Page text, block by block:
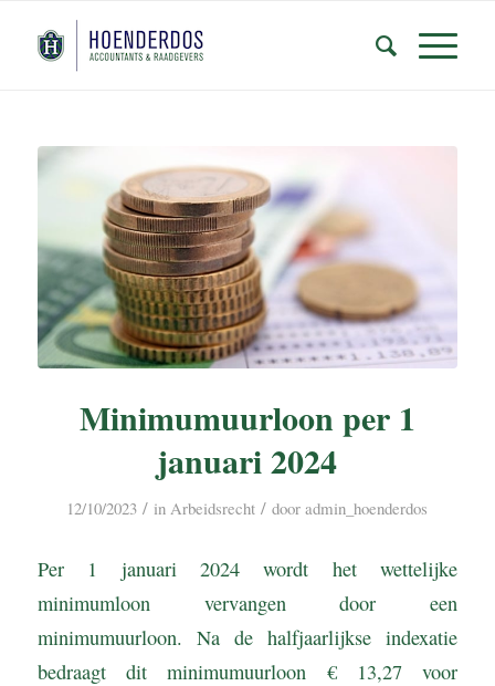
Minimumuurloon per 1
januari 2024
12/10/2023 / inArbeidsrecht / dooradmin_hoenderdos
Per 1 januari 2024 wordt het wettelijke
minimumloon vervangen door een
minimumuurloon. Na de halfjaarlijkse indexatie
bedraagt dit minimumuurloon € 13,27 voor